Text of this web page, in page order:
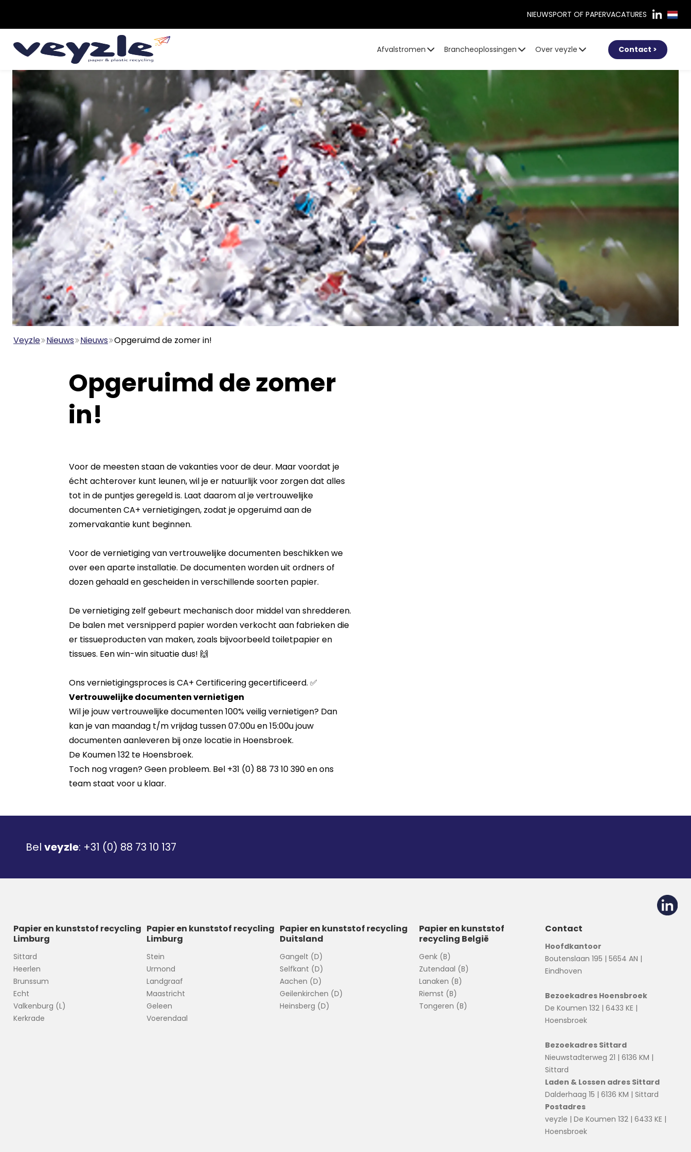
NIEUWSPORT OF PAPERVACATURES
Afvalstromen Brancheoplossingen Over veyzle Contact >
Veyzle Nieuws Nieuws Opgeruimd de zomer in!
Opgeruimd de zomer
in!
Voor de meesten staan de vakanties voor de deur. Maar voordat je
écht achterover kunt leunen, wil je er natuurlijk voor zorgen dat alles
tot in de puntjes geregeld is. Laat daarom al je vertrouwelijke
documenten CA+ vernietigingen, zodat je opgeruimd aan de
zomervakantie kunt beginnen.
Voor de vernietiging van vertrouwelijke documenten beschikken we
over een aparte installatie. De documenten worden uit ordners of
dozen gehaald en gescheiden in verschillende soorten papier.
De vernietiging zelf gebeurt mechanisch door middel van shredderen.
De balen met versnipperd papier worden verkocht aan fabrieken die
er tissueproducten van maken, zoals bijvoorbeeld toiletpapier en
tissues. Een win-win situatie dus! 🙌
Ons vernietigingsproces isCA+ Certificeringgecertificeerd. ✅
Vertrouwelijke documenten vernietigen
Wil je jouw vertrouwelijke documenten 100% veilig vernietigen? Dan
kan je van maandag t/m vrijdag tussen 07:00u en 15:00u jouw
documenten aanleveren bij onze locatie in Hoensbroek.
De Koumen 132 te Hoensbroek.
Toch nog vragen? Geen probleem. Bel +31 (0) 88 73 10 390 en ons
team staat voor u klaar.
Bel veyzle: +31 (0) 88 73 10 137
Papier en kunststof recycling
Limburg
Sittard
Heerlen
Brunssum
Echt
Valkenburg (L)
Kerkrade
Papier en kunststof recycling
Limburg
Stein
Urmond
Landgraaf
Maastricht
Geleen
Voerendaal
Papier en kunststof recycling
Duitsland
Gangelt (D)
Selfkant (D)
Aachen (D)
Geilenkirchen (D)
Heinsberg (D)
Papier en kunststof
recycling België
Genk (B)
Zutendaal (B)
Lanaken (B)
Riemst (B)
Tongeren (B)
Contact
Hoofdkantoor
Boutenslaan 195 | 5654 AN |
Eindhoven
Bezoekadres Hoensbroek
De Koumen 132 | 6433 KE |
Hoensbroek
Bezoekadres Sittard
Nieuwstadterweg 21 | 6136 KM |
Sittard
Laden & Lossen adres Sittard
Dalderhaag 15 | 6136 KM | Sittard
Postadres
veyzle | De Koumen 132 | 6433 KE |
Hoensbroek